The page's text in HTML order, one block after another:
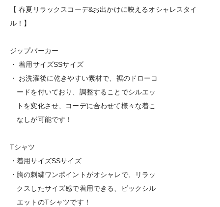
【 春夏リラックスコーデ&お出かけに映えるオシャレスタイ
ル！】
ジップパーカー
・ 着用サイズSSサイズ
・ お洗濯後に乾きやすい素材で、裾のドローコ
ードを付いており、調整することでシルエッ
トを変化させ、コーデに合わせて様々な着こ
なしが可能です！
Tシャツ
・着用サイズSSサイズ
・胸の刺繍ワンポイントがオシャレで、リラッ
クスしたサイズ感で着用できる、ビックシル
エットのTシャツです！